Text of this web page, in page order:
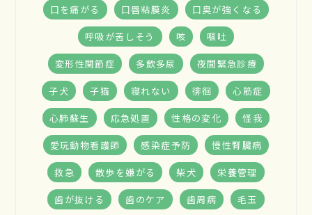
口を痛がる 口唇粘膜炎 口臭が強くなる
呼吸が苦しそう 咳 嘔吐
変形性関節症 多飲多尿 夜間緊急診療
子犬 子猫 寝れない 徘徊 心筋症
心肺蘇生 応急処置 性格の変化 怪我
愛玩動物看護師 感染症予防 慢性腎臓病
救急 散歩を嫌がる 柴犬 栄養管理
歯が抜ける 歯のケア 歯周病 毛玉